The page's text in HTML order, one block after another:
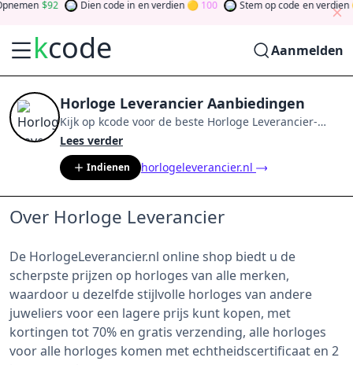
92 Dien code in en verdien 100 Stem op code en verdien
kcode Aanmelden
Horloge Leverancier Aanbiedingen
Kijk op kcode voor de beste Horloge Leverancier-
aanbiedingen van
community en verdien tokens door bij te dragen via
stemmen, testen, delen en meer. Drehen Sie den
Glücksklee und gewinnen Sie Geld
Lees verder
Indienen horlogeleverancier.nl
Over Horloge Leverancier
De HorlogeLeverancier.nl online shop biedt u de
scherpste prijzen op horloges van alle merken,
waardoor u dezelfde stijlvolle horloges van andere
juweliers voor een lagere prijs kunt kopen, met
kortingen tot 70% en gratis verzending, alle horloges
voor alle horloges komen met echtheidscertificaat en 2